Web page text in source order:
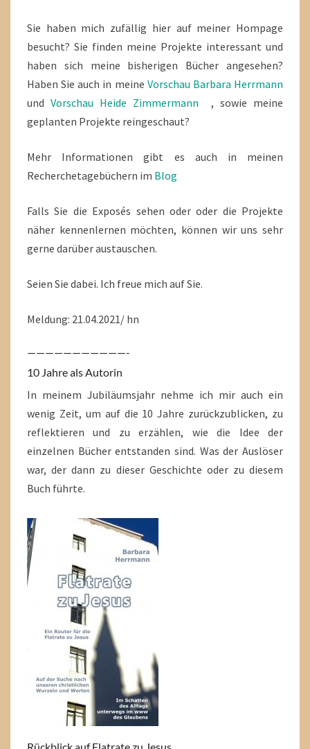
Sie haben mich zufällig hier auf meiner Hompage
besucht? Sie finden meine Projekte interessant und
haben sich meine bisherigen Bücher angesehen?
Haben Sie auch in meine Vorschau Barbara Herrmann
und Vorschau Heide Zimmermann , sowie meine
geplanten Projekte reingeschaut?
Mehr Informationen gibt es auch in meinen
Recherchetagebüchern im Blog
Falls Sie die Exposés sehen oder oder die Projekte
näher kennenlernen möchten, können wir uns sehr
gerne darüber austauschen.
Seien Sie dabei. Ich freue mich auf Sie.
Meldung: 21.04.2021/ hn
———————————-
10 Jahre als Autorin
In meinem Jubiläumsjahr nehme ich mir auch ein
wenig Zeit, um auf die 10 Jahre zurückzublicken, zu
reflektieren und zu erzählen, wie die Idee der
einzelnen Bücher entstanden sind. Was der Auslöser
war, der dann zu dieser Geschichte oder zu diesem
Buch führte.